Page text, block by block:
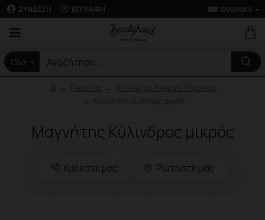
ΣΎΝΔΕΣΗ ΕΓΓΡΑΦΉ ΕΛΛΗΝΙΚΆ
Όλα
Μαγνήτης Κύλινδρος μικρός
Καλέστε μας Ρωτήστε μας